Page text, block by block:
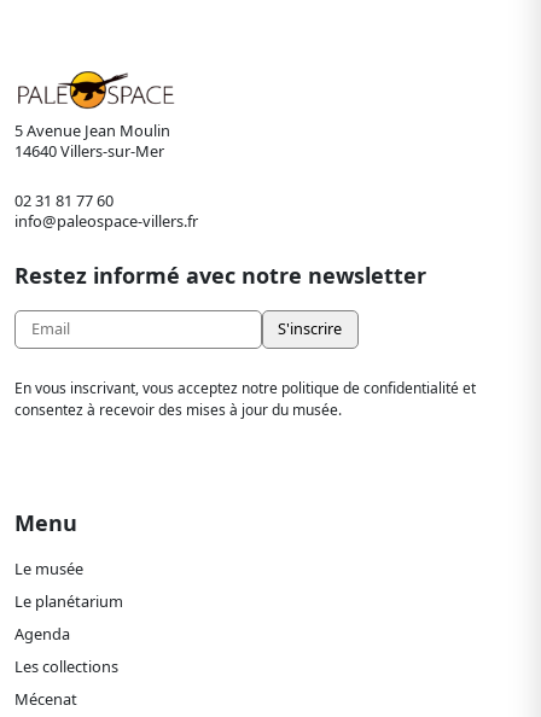
5 Avenue Jean Moulin
14640 Villers-sur-Mer
02 31 81 77 60
info@paleospace-villers.fr
Restez informé avec notre newsletter
En vous inscrivant, vous acceptez notre politique de confidentialité et
consentez à recevoir des mises à jour du musée.
Menu
Le musée
Le planétarium
Agenda
Les collections
Mécenat